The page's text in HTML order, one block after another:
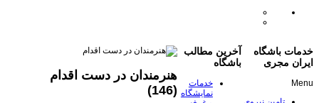
هنرمندان در دست اقدام
(146)
آخرین مطالب
باشگاه
خدمات
نمایشگاه
خدمات باشگاه
ایران مجری
Menu